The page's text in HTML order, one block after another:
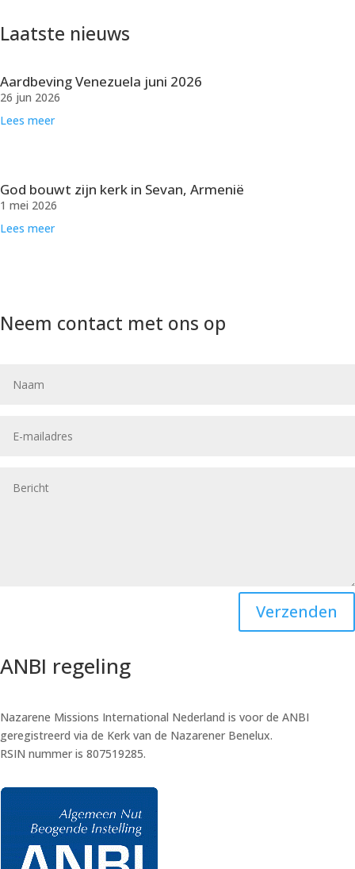
Laatste nieuws
Aardbeving Venezuela juni 2026
26 jun 2026
Lees meer
God bouwt zijn kerk in Sevan, Armenië
1 mei 2026
Lees meer
Neem contact met ons op
Verzenden
ANBI regeling
Nazarene Missions International Nederland is voor de ANBI
geregistreerd via de Kerk van de Nazarener Benelux.
RSIN nummer is 807519285.